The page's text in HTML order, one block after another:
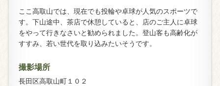
ここ高取山では、現在でも投輪や卓球が人気のスポーツで
す。下山途中、茶店で休憩していると、店のご主人に卓球
をやって行きなさいと勧められました。登山客も高齢化が
すすみ、若い世代を取り込みたいそうです。
撮影場所
長田区高取山町１０２